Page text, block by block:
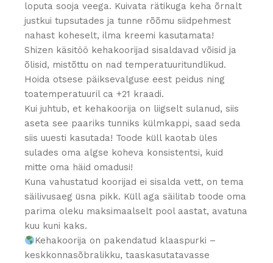
loputa sooja veega. Kuivata rätikuga keha õrnalt
justkui tupsutades ja tunne rõõmu siidpehmest
nahast koheselt, ilma kreemi kasutamata!
Shizen käsitöö kehakoorijad sisaldavad võisid ja
õlisid, mistõttu on nad temperatuuritundlikud.
Hoida otsese päiksevalguse eest peidus ning
toatemperatuuril ca +21 kraadi.
Kui juhtub, et kehakoorija on liigselt sulanud, siis
aseta see paariks tunniks külmkappi, saad seda
siis uuesti kasutada! Toode küll kaotab üles
sulades oma algse koheva konsistentsi, kuid
mitte oma häid omadusi!
Kuna vahustatud koorijad ei sisalda vett, on tema
säilivusaeg üsna pikk. Küll aga säilitab toode oma
parima oleku maksimaalselt pool aastat, avatuna
kuu kuni kaks.
Kehakoorija on pakendatud klaaspurki –
keskkonnasõbralikku, taaskasutatavasse